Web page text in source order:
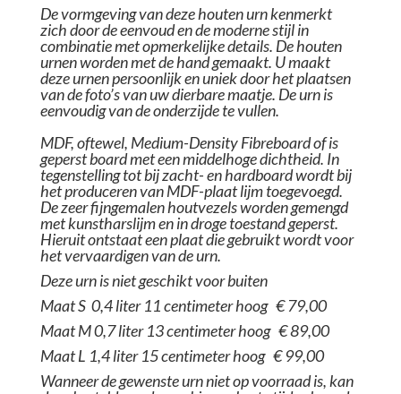
De vormgeving van deze houten urn kenmerkt
zich door de eenvoud en de moderne stijl in
combinatie met opmerkelijke details. De houten
urnen worden met de hand gemaakt. U maakt
deze urnen persoonlijk en uniek door het plaatsen
van de foto’s van uw dierbare maatje. De urn is
eenvoudig van de onderzijde te vullen.
MDF, oftewel, Medium-Density Fibreboard of is
geperst board met een middelhoge dichtheid. In
tegenstelling tot bij zacht- en hardboard wordt bij
het produceren van MDF-plaat lijm toegevoegd.
De zeer fijngemalen houtvezels worden gemengd
met kunstharslijm en in droge toestand geperst.
Hieruit ontstaat een plaat die gebruikt wordt voor
het vervaardigen van de urn.
Deze urn is niet geschikt voor buiten
Maat S 0,4 liter 11 centimeter hoog € 79,00
Maat M 0,7 liter 13 centimeter hoog € 89,00
Maat L 1,4 liter 15 centimeter hoog € 99,00
Wanneer de gewenste urn niet op voorraad is, kan